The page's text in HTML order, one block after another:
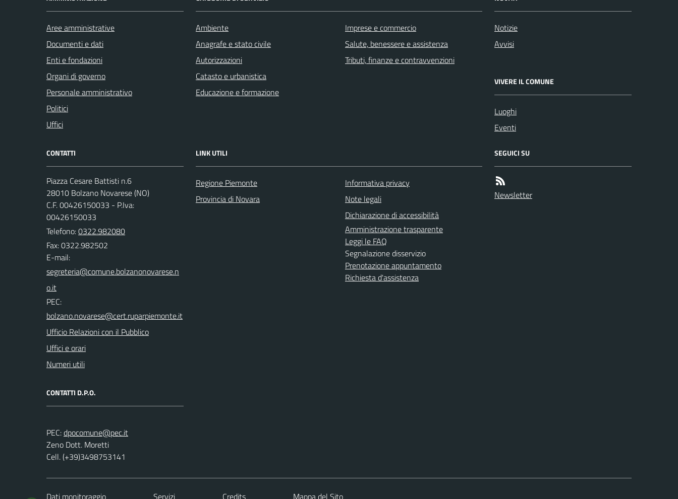
Aree amministrative
Documenti e dati
Enti e fondazioni
Organi di governo
Personale amministrativo
Politici
Uffici
Ambiente
Anagrafe e stato civile
Autorizzazioni
Catasto e urbanistica
Educazione e formazione
Imprese e commercio
Salute, benessere e assistenza
Tributi, finanze e contravvenzioni
Notizie
Avvisi
VIVERE IL COMUNE
Luoghi
Eventi
CONTATTI
Piazza Cesare Battisti n.6
28010 Bolzano Novarese (NO)
C.F. 00426150033 - P.Iva:
00426150033
Telefono:0322.982080
Fax: 0322.982502
E-mail:
PEC:
Ufficio Relazioni con il Pubblico
Uffici e orari
Numeri utili
CONTATTI D.P.O.
PEC:
Zeno Dott. Moretti
Cell. (+39)3498753141
LINK UTILI
Regione Piemonte
Provincia di Novara
Informativa privacy
Note legali
Dichiarazione di accessibilità
Amministrazione trasparente
Leggi le FAQ
Segnalazione disservizio
Prenotazione appuntamento
Richiesta d'assistenza
SEGUICI SU
Newsletter
Dati monitoraggio Servizi Credits Mappa del Sito